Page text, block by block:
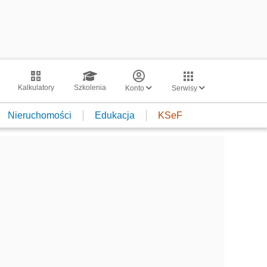
Kalkulatory Szkolenia Konto Serwisy
Nieruchomości Edukacja KSeF